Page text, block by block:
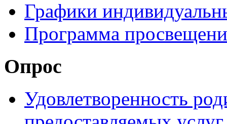
Графики
Программа
Опрос
Удовлетворенность